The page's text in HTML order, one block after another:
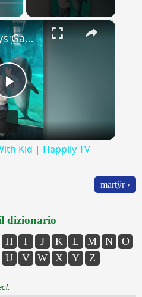
Fullscreen ×
Play
Video
Dolphin Plays Game With Kid | Happily TV
Kid | Happily TV
martўr ›
dizionario
H I J K L M N
O
U V W X Y Z